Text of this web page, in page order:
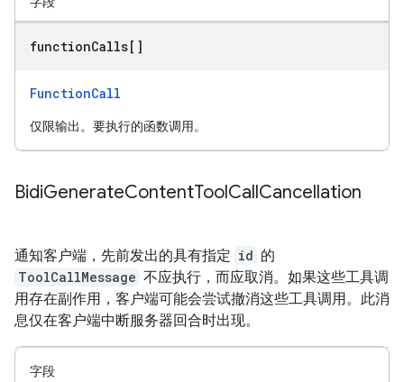
functionCalls[]
FunctionCall
仅限输出。要执行的函数调用。
BidiGenerateContentToolCallCancellation
通知客户端，先前发出的具有指定 id 的
ToolCallMessage 不应执行，而应取消。如果这些工具调
用存在副作用，客户端可能会尝试撤消这些工具调用。此消
息仅在客户端中断服务器回合时出现。
字段